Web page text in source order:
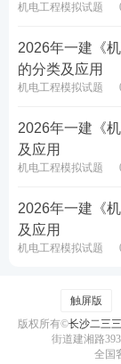
机电工程模拟试题
2026年一建《
的分类及应用
机电工程模拟试题
2026年一建《
及应用
机电工程模拟试题
2026年一建《
及应用
机电工程模拟试题
触屏版
版权所有©长沙二三
街道建湘路
全国